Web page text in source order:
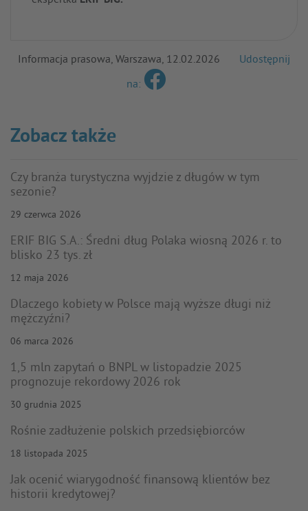
Informacja prasowa, Warszawa, 12.02.2026
Udostępnij
na:
Zobacz także
Czy branża turystyczna wyjdzie z długów w tym
sezonie?
29 czerwca 2026
ERIF BIG S.A.: Średni dług Polaka wiosną 2026 r. to
blisko 23 tys. zł
12 maja 2026
Dlaczego kobiety w Polsce mają wyższe długi niż
mężczyźni?
06 marca 2026
1,5 mln zapytań o BNPL w listopadzie 2025
prognozuje rekordowy 2026 rok
30 grudnia 2025
Rośnie zadłużenie polskich przedsiębiorców
18 listopada 2025
Jak ocenić wiarygodność finansową klientów bez
historii kredytowej?